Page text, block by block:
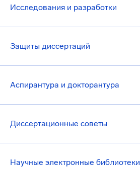
Исследования и разработки
Защиты диссертаций
Аспирантура и докторантура
Диссертационные советы
Научные электронные библиотеки